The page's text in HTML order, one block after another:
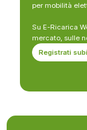
per mobilità
Su E-Ricarica
mercato, sulle
Registrati